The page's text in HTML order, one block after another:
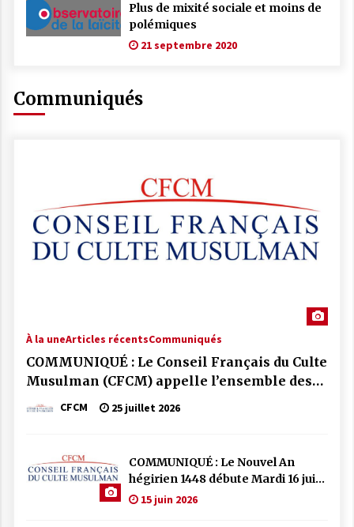
Plus de mixité sociale et moins de
polémiques
21 septembre 2020
Communiqués
À la uneArticles récentsCommuniqués
COMMUNIQUÉ : Le Conseil Français du Culte
Musulman (CFCM) appelle l’ensemble des
mosquées de France à se mobiliser par la
prière et la solidarité face aux incendies qui
CFCM 25 juillet 2026
COMMUNIQUÉ : Le Nouvel An
hégirien 1448 débute Mardi 16 juin
202615 juin 2026